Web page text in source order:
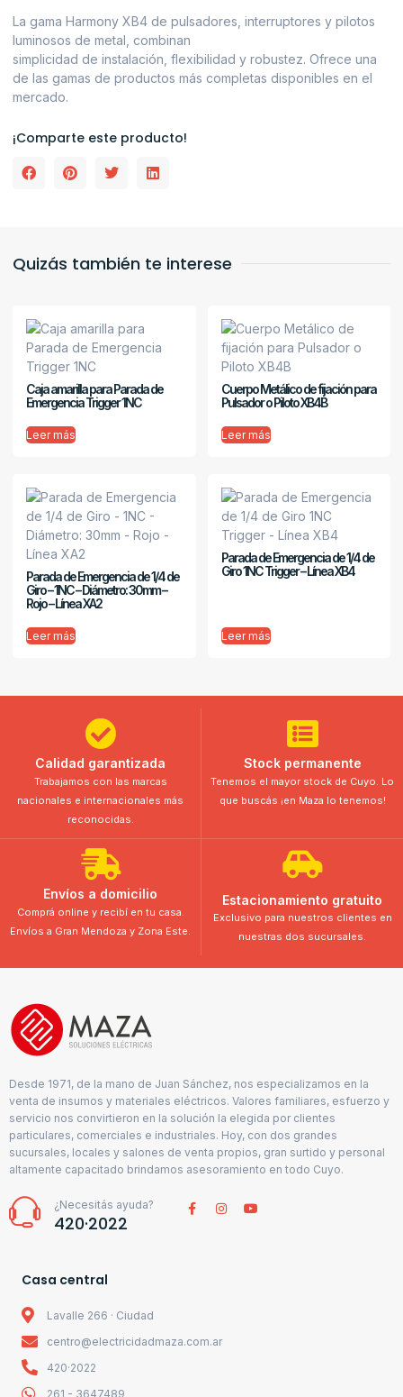
La gama Harmony XB4 de pulsadores, interruptores y pilotos
luminosos de metal, combinan
simplicidad de instalación, flexibilidad y robustez. Ofrece una
de las gamas de productos más completas disponibles en el
mercado.
¡Comparte este producto!
Quizás también te interese
Caja amarilla para Parada de
Emergencia Trigger 1NC
Leer más
Cuerpo Metálico de fijación para
Pulsador o Piloto XB4B
Leer más
Parada de Emergencia de 1/4 de
Giro – 1NC – Diámetro: 30mm –
Rojo – Línea XA2
Leer más
Parada de Emergencia de 1/4 de
Giro 1NC Trigger – Línea XB4
Leer más
Calidad garantizada
Trabajamos con las marcas
nacionales e internacionales más
reconocidas.
Stock permanente
Tenemos el mayor stock de Cuyo. Lo
que buscás ¡en Maza lo tenemos!
Envíos a domicilio
Comprá online y recibí en tu casa.
Envíos a Gran Mendoza y Zona Este.
Estacionamiento gratuito
Exclusivo para nuestros clientes en
nuestras dos sucursales.
Desde 1971, de la mano de Juan Sánchez, nos especializamos en la
venta de insumos y materiales eléctricos. Valores familiares, esfuerzo y
servicio nos convirtieron en la solución la elegida por clientes
particulares, comerciales e industriales. Hoy, con dos grandes
sucursales, locales y salones de venta propios, gran surtido y personal
altamente capacitado brindamos asesoramiento en todo Cuyo.
¿Necesitás ayuda?
420·2022
Casa central
Lavalle 266 · Ciudad
centro@electricidadmaza.com.ar
420·2022
261 - 3647489